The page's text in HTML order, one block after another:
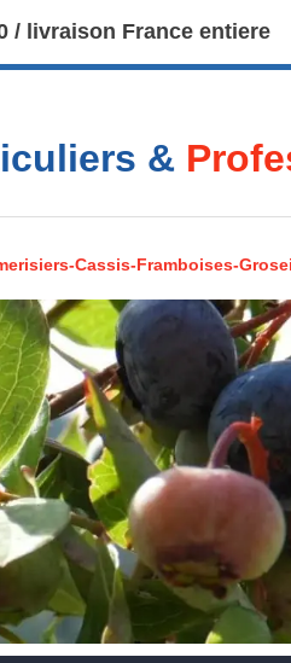
/ livraison France entiere
&
Cassis-Framboises-